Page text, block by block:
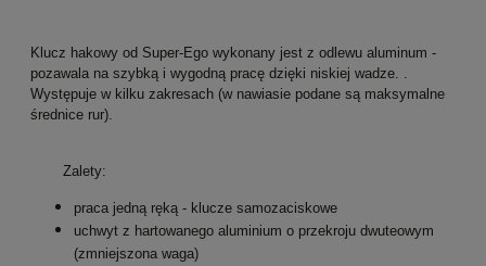
Klucz hakowy od Super-Ego wykonany jest z odlewu aluminum -
pozawala na szybką i wygodną pracę dzięki niskiej wadze. .
Występuje w kilku zakresach (w nawiasie podane są maksymalne
średnice rur)
Zalety:
praca jedną ręką - klucze samozaciskowe
uchwyt z hartowanego aluminium o przekroju dwuteowym
(zmniejszona waga)